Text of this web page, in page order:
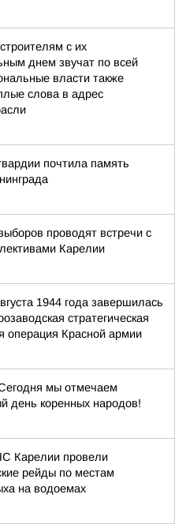
с их
днем звучат по всей
власти также
слова в адрес
почтила память
проводят встречи с
Карелии
1944 года завершилась
стратегическая
операция Красной армии
мы отмечаем
день коренных народов!
Карелии провели
рейды по местам
на водоемах